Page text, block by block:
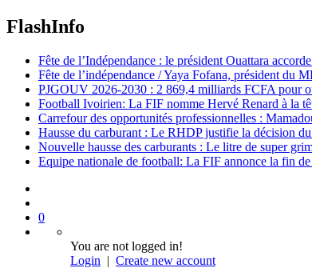
FlashInfo
Fête de l’Indépendance : le président Ouattara
Fête de l’indépendance / Yaya Fofana, président du
PJGOUV 2026-2030 : 2 869,4 milliards FCFA pour
Football Ivoirien: La FIF nomme Hervé Renard à la
Carrefour des opportunités professionnelles :
Hausse du carburant : Le RHDP justifie la décision
Nouvelle hausse des carburants : Le litre de super
Equipe nationale de football: La FIF annonce la fin de
0
You are not logged in!
Login | Create new account